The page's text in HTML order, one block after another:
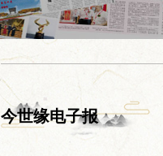
今世缘电子报